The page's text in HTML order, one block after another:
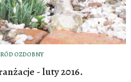
OZDOBNY
- luty 2016.